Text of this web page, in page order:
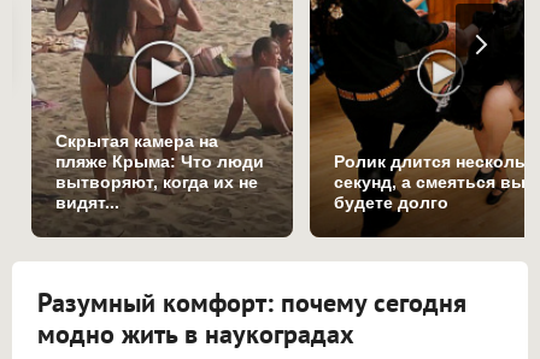
Скрытая камера на
пляже Крыма: Что люди
вытворяют, когда их не
видят...
Ролик длится
секунд, а смеяться вы
будете долго
Разумный комфорт: почему сегодня
модно жить в наукоградах